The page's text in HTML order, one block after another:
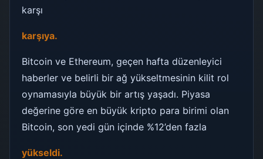
karşı
karşıya.
Bitcoin ve Ethereum, geçen hafta düzenleyici
haberler ve belirli bir ağ yükseltmesinin kilit rol
oynamasıyla büyük bir artış yaşadı. Piyasa
değerine göre en büyük kripto para birimi olan
Bitcoin, son yedi gün içinde %12’den fazla
yükseldi.